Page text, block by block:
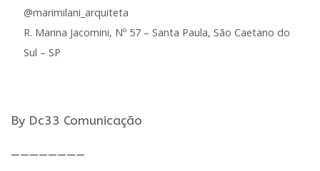
@marimilani_arquiteta
R. Marina Jacomini, Nº 57 – Santa Paula, São Caetano do
Sul – SP
By Dc33 Comunicação
————————